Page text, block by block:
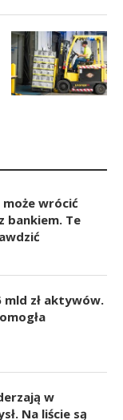
wrócić
bankiem. Te
mld zł aktywów.
w
Na liście są